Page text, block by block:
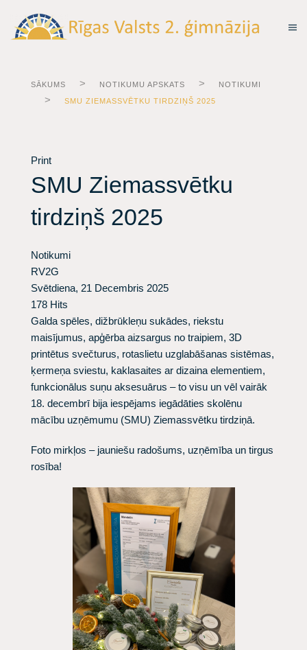
SĀKUMS NOTIKUMU APSKATS
NOTIKUMI
SMU ZIEMASSVĒTKU TIRDZIŅŠ 2025
Print
SMU Ziemassvētku
tirdziņš 2025
Notikumi
RV2G
Svētdiena, 21 Decembris 2025
178 Hits
Galda spēles, dižbrūkleņu sukādes, riekstu
maisījumus, apģērba aizsargus no traipiem, 3D
printētus svečturus, rotaslietu uzglabāšanas sistēmas,
ķermeņa sviestu, kaklasaites ar dizaina elementiem,
funkcionālus suņu aksesuārus – to visu un vēl vairāk
18. decembrī bija iespējams iegādāties skolēnu
mācību uzņēmumu (SMU) Ziemassvētku tirdziņā.
Foto mirkļos – jauniešu radošums, uzņēmība un tirgus
rosība!